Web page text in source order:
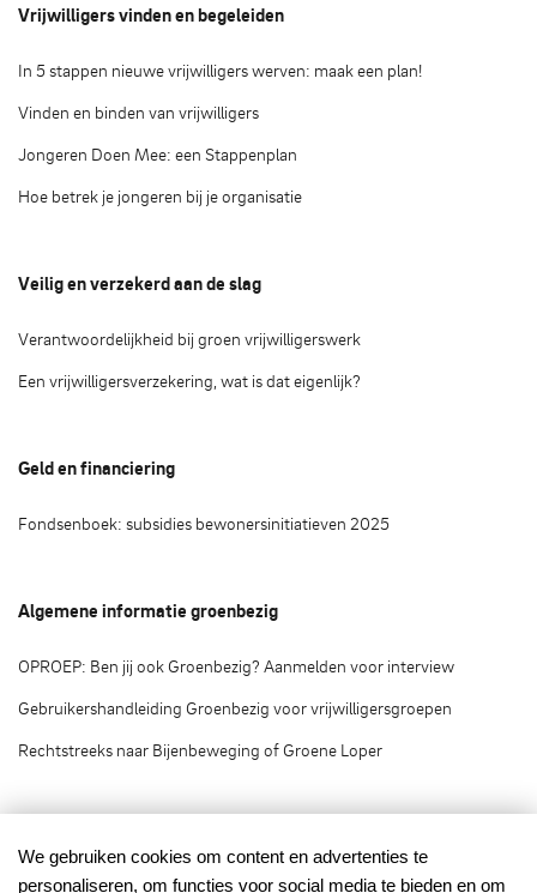
Vrijwilligers vinden en begeleiden
In 5 stappen nieuwe vrijwilligers werven: maak een plan!
Vinden en binden van vrijwilligers
Jongeren Doen Mee: een Stappenplan
Hoe betrek je jongeren bij je organisatie
Veilig en verzekerd aan de slag
Verantwoordelijkheid bij groen vrijwilligerswerk
Een vrijwilligersverzekering, wat is dat eigenlijk?
Geld en financiering
Fondsenboek: subsidies bewonersinitiatieven 2025
Algemene informatie groenbezig
OPROEP: Ben jij ook Groenbezig? Aanmelden voor interview
Gebruikershandleiding Groenbezig voor vrijwilligersgroepen
Rechtstreeks naar Bijenbeweging of Groene Loper
Groenbezig.nl © 2020
We gebruiken cookies om content en advertenties te
personaliseren, om functies voor social media te bieden en om